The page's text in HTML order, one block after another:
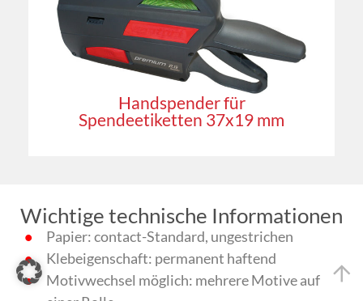
Handspender für
Spendeetiketten 37x19 mm
Wichtige technische Informationen
Papier: contact-Standard, ungestrichen
Klebeigenschaft: permanent haftend
Motivwechsel möglich: mehrere Motive auf